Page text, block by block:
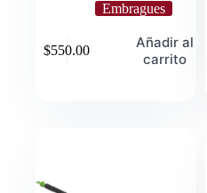
Embragues
$550.00
Añadir al
carrito